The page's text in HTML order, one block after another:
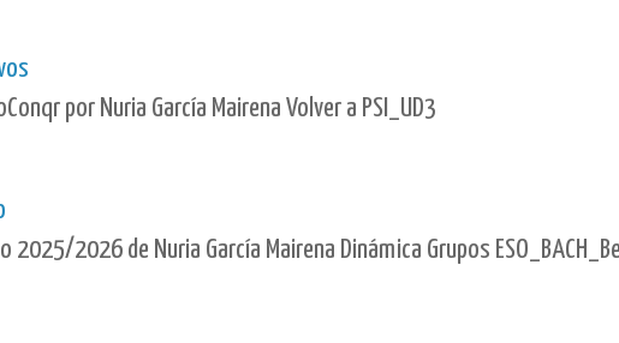
por Nuria García Mairena Volver a PSI_UD3
2026 de Nuria García Mairena Dinámica Grupos